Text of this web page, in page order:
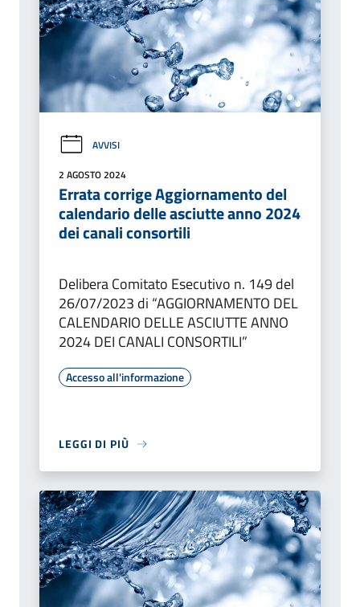
AVVISI
2 AGOSTO 2024
Errata corrige Aggiornamento del
calendario delle asciutte anno 2024
dei canali consortili
Delibera Comitato Esecutivo n. 149 del
26/07/2023 di “AGGIORNAMENTO DEL
CALENDARIO DELLE ASCIUTTE ANNO
2024 DEI CANALI CONSORTILI”
Accesso all'informazione
LEGGI DI PIÙ